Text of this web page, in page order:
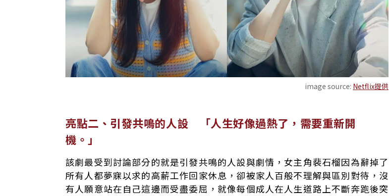
image source: Netflix提供
亮點二、引發共鳴的人設 「人生好像過熱了，需要重新開
機。」
該劇最受到討論部分的就是引發共鳴的人設與劇情，女主角裴石榴因為辭掉了
所有人都夢寐以求的高薪工作回家休息，卻被家人百般不理解與區別對待，沒
有人願意站在自己這邊而受盡委屈，就像每個成人在人生道路上不斷奔跑後突